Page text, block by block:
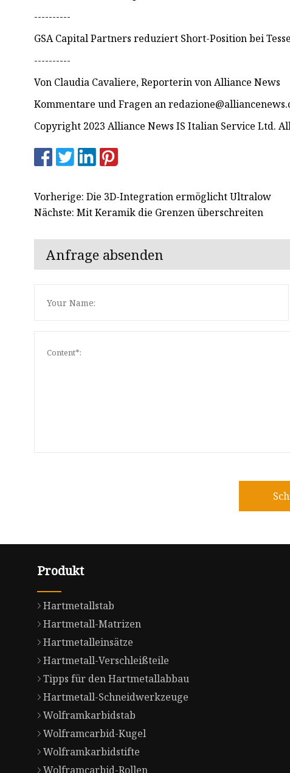
----------
GSA Capital Partners reduziert Short-Position bei
----------
Von Claudia Cavaliere, Reporterin von Alliance News
Kommentare und Fragen an
Copyright 2023 Alliance News IS Italian Service Ltd.
Vorherige: Die 3D-Integration ermöglicht Ultralow
Nächste: Mit Keramik die Grenzen überschreiten
Anfrage absenden
Produkt
Hartmetallstab
Hartmetall-Matrizen
Hartmetalleinsätze
Hartmetall-Verschleißteile
Tipps für den Hartmetallabbau
Hartmetall-Schneidwerkzeuge
Wolframkarbidstab
Wolframcarbid-Kugel
Wolframkarbidstifte
Wolframcarbid-Rollen